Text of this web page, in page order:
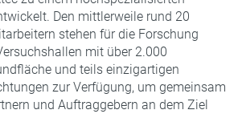
Den mittlerweile rund 20
stehen für die Forschung
mit über 2.000
und teils einzigartigen
zur Verfügung, um gemeinsam
und Auftraggebern an dem Ziel